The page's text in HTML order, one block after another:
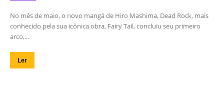
No mês de maio, o novo mangá de Hiro Mashima, Dead Rock, mais
conhecido pela sua icônica obra, Fairy Tail, concluiu seu primeiro
arco,...
Ler